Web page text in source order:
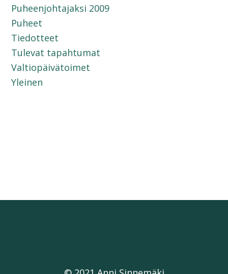
Puheenjohtajaksi 2009
Puheet
Tiedotteet
Tulevat tapahtumat
Valtiopäivätoimet
Yleinen